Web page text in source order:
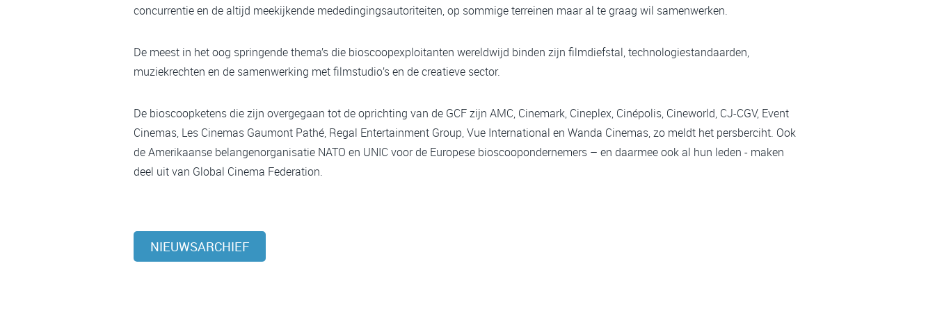
concurrentie en de altijd meekijkende mededingingsautoriteiten, op sommige terreinen maar al te graag wil samenwerken.
De meest in het oog springende thema’s die bioscoopexploitanten wereldwijd binden zijn filmdiefstal, technologiestandaarden,
muziekrechten en de samenwerking met filmstudio’s en de creatieve sector.
De bioscoopketens die zijn overgegaan tot de oprichting van de GCF zijn AMC, Cinemark, Cineplex, Cinépolis, Cineworld, CJ-CGV, Event
Cinemas, Les Cinemas Gaumont Pathé, Regal Entertainment Group, Vue International en Wanda Cinemas, zo meldt het persberciht. Ook
de Amerikaanse belangenorganisatie NATO en UNIC voor de Europese bioscoopondernemers – en daarmee ook al hun leden - maken
deel uit van Global Cinema Federation.
NIEUWSARCHIEF